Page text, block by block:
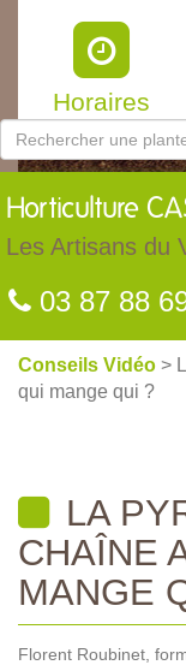
Horaires
Horticulture
Les Artisans du
03 87 88
Conseils Vidéo >
qui mange qui ?
LA
CHAÎNE
MANGE
Florent Roubinet,